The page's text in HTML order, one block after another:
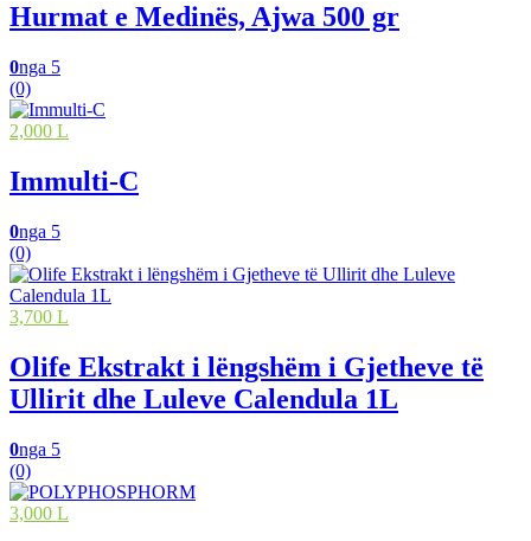
Hurmat e Medinës, Ajwa 500 gr
0nga 5
(0)
2,000 L
Immulti-C
0nga 5
(0)
3,700 L
Olife Ekstrakt i lëngshëm i Gjetheve të
Ullirit dhe Luleve Calendula 1L
0nga 5
(0)
3,000 L